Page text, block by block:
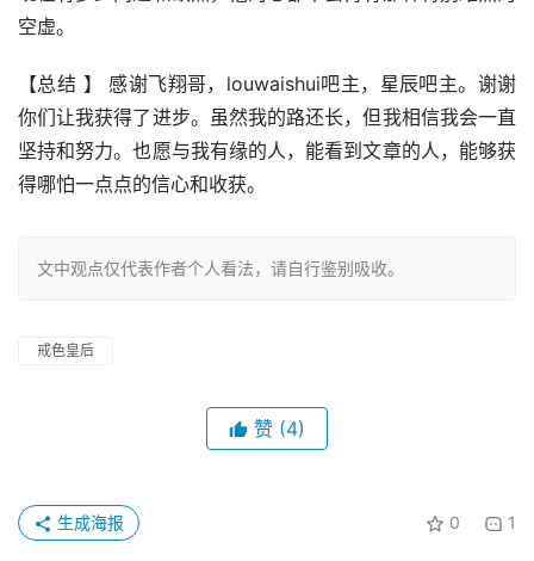
空虚。
【总结 】 感谢飞翔哥，louwaishui吧主，星辰吧主。谢谢
你们让我获得了进步。虽然我的路还长，但我相信我会一直
坚持和努力。也愿与我有缘的人，能看到文章的人，能够获
得哪怕一点点的信心和收获。
文中观点仅代表作者个人看法，请自行鉴别吸收。
戒色皇后
赞 (4)
0 1
生成海报